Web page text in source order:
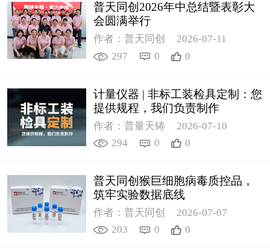
普天同创2026年中总结暨表彰大
会圆满举行
作者：普天同创
2026-07-11
297
0 0
计量仪器 | 非标工装检具定制：您
提供规程，我们负责制作
作者：普量天铸
2026-07-10
294
0 0
普天同创猴巨细胞病毒质控品，
筑牢实验数据底线
作者：普天同创
2026-07-07
203
0 0